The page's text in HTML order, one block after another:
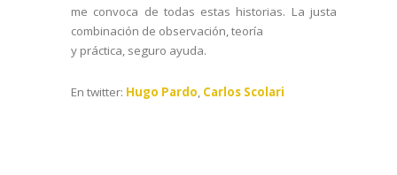
me convoca de todas estas historias. La justa
combinación de observación, teoría
y práctica, seguro ayuda.
En twitter: Hugo Pardo, Carlos Scolari